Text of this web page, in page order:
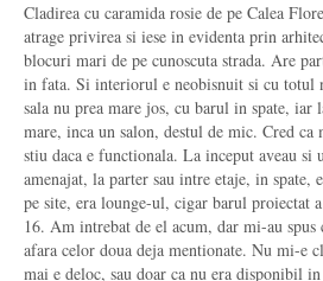
Cladirea cu caramida rosie de pe Calea
atrage privirea si iese in evidenta prin
blocuri mari de pe cunoscuta strada. Are
in fata. Si interiorul e neobisnuit si cu totul
sala nu prea mare jos, cu barul in spate, iar
mare, inca un salon, destul de mic. Cred ca
stiu daca e functionala. La inceput aveau si
amenajat, la parter sau intre etaje, in spate,
pe site, era lounge-ul, cigar barul proiectat
16. Am intrebat de el acum, dar mi-au
afara celor doua deja mentionate. Nu mi-e
mai e deloc, sau doar ca nu era disponibil